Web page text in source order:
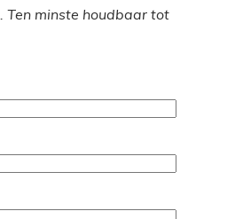
Ten minste houdbaar tot